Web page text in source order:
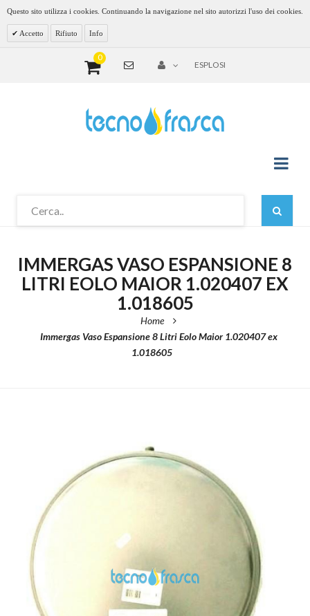
Questo sito utilizza i cookies. Continuando la navigazione nel sito autorizzi l'uso dei cookies.
Accetto Rifiuto Info
0
ESPLOSI
IMMERGAS VASO ESPANSIONE 8
LITRI EOLO MAIOR 1.020407 EX
1.018605
Home
Immergas Vaso Espansione 8 Litri Eolo Maior 1.020407 ex
1.018605